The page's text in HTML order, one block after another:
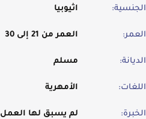
الجنسية: اثيوبيا
العمر: العمر من 21 إلى 30
الديانة: مسلم
اللغات: الأمهرية
الخبرة: لم يسبق لها العمل